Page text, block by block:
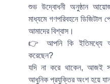
শুভ উদ্বোধনী অনুষ্ঠান
মাধ্যমে গণপরিবহনে
আমাদের বিশ্বাস।
👉 আপনি কি ইতিমধ্যে
করেছেন?
যদি না করে থাকেন, আজই
আধুনিক প্রযুক্তির অংশ হয়ে